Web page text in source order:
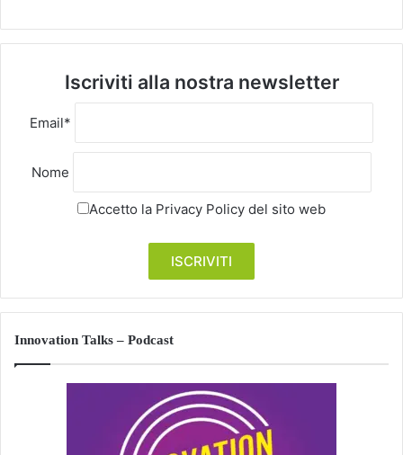
Iscriviti alla nostra newsletter
Email*
Nome
Accetto la Privacy Policy del sito web
Innovation Talks – Podcast